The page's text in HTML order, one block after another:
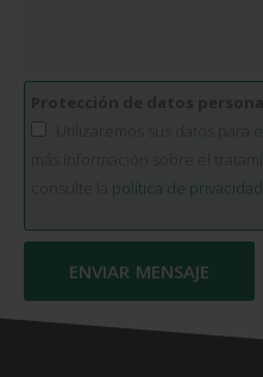
política de privacidad